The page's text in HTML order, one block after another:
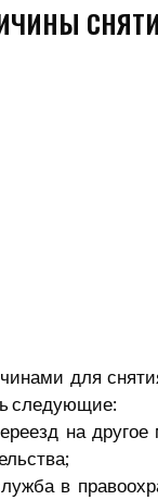
для
следующие:
на
в